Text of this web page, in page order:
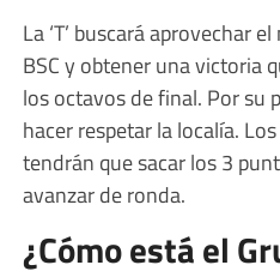
La ‘T’ buscará aprovechar
BSC y obtener una victoria
los octavos de final. Por su
hacer respetar la localía.
tendrán que sacar los 3
avanzar de ronda.
¿Cómo está el